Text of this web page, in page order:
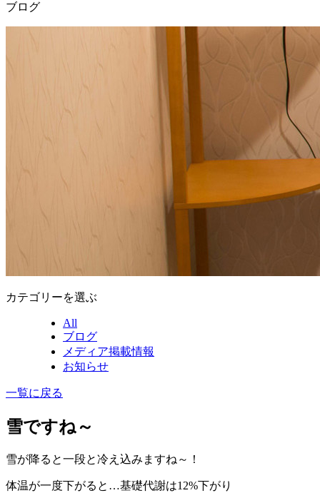
ブログ
カテゴリーを選ぶ
All
ブログ
メディア掲載情報
お知らせ
一覧に戻る
雪ですね～
雪が降ると一段と冷え込みますね～！
体温が一度下がると…基礎代謝は12%下がり